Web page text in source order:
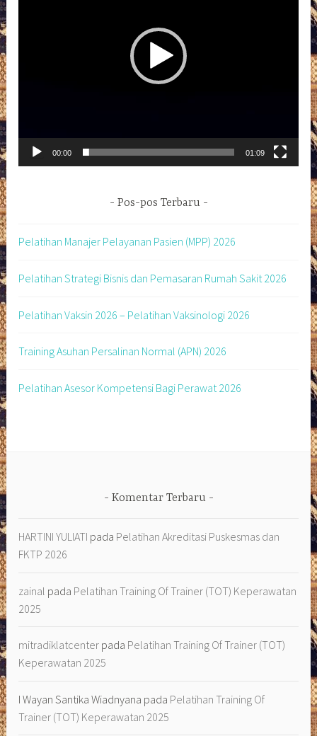
00:00 01:09
Pos-pos Terbaru
Pelatihan Manajer Pelayanan Pasien (MPP) 2026
Pelatihan Strategi Bisnis dan Pemasaran Rumah Sakit 2026
Pelatihan Vaksin 2026 – Pelatihan Vaksinologi 2026
Training Asuhan Persalinan Normal (APN) 2026
Pelatihan Asesor Kompetensi Bagi Perawat 2026
Komentar Terbaru
HARTINI YULIATI pada Pelatihan Akreditasi Puskesmas dan
FKTP 2026
zainal pada Pelatihan Training Of Trainer (TOT) Keperawatan
2025
mitradiklatcenter pada Pelatihan Training Of Trainer (TOT)
Keperawatan 2025
I Wayan Santika Wiadnyana pada Pelatihan Training Of
Trainer (TOT) Keperawatan 2025